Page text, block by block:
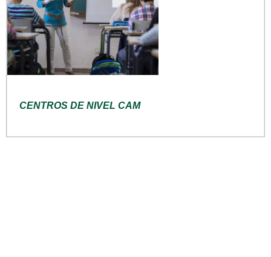
CENTROS DE NIVEL CAM